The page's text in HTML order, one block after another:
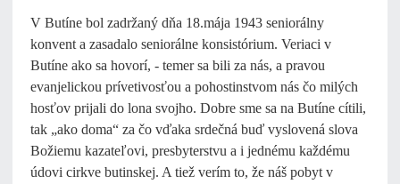
V Butíne bol zadržaný dňa 18.mája 1943 seniorálny
konvent a zasadalo seniorálne konsistórium. Veriaci v
Butíne ako sa hovorí, - temer sa bili za nás, a pravou
evanjelickou prívetivosťou a pohostinstvom nás čo milých
hosťov prijali do lona svojho. Dobre sme sa na Butíne cítili,
tak „ako doma“ za čo vďaka srdečná buď vyslovená slova
Božiemu kazateľovi, presbyterstvu a i jednému každému
údovi cirkve butinskej. A tiež verím to, že náš pobyt v